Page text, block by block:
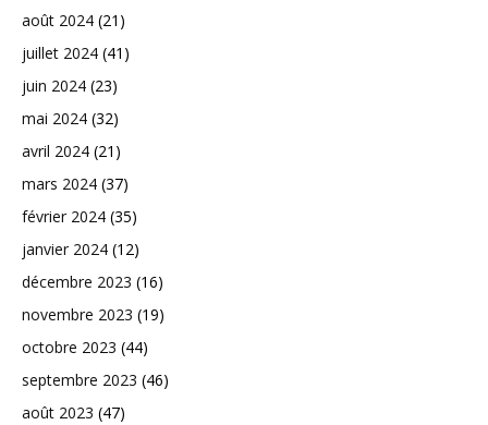
août 2024 (21)
juillet 2024 (41)
juin 2024 (23)
mai 2024 (32)
avril 2024 (21)
mars 2024 (37)
février 2024 (35)
janvier 2024 (12)
décembre 2023 (16)
novembre 2023 (19)
octobre 2023 (44)
septembre 2023 (46)
août 2023 (47)